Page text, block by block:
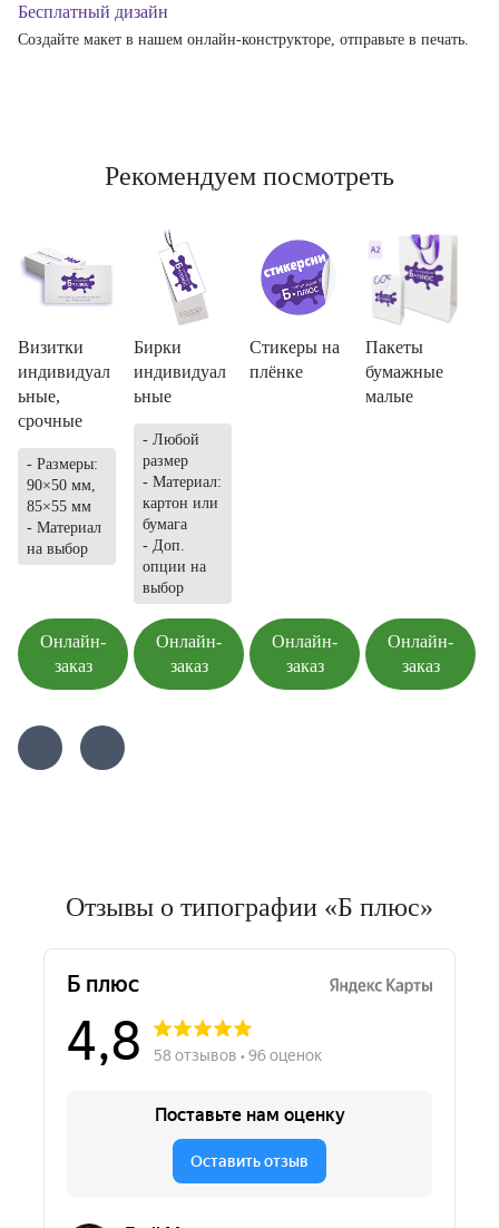
Бесплатный дизайн
Создайте макет в нашем онлайн-конструкторе, отправьте в печать.
Рекомендуем посмотреть
Визитки
индивидуал
ьные,
срочные
- Размеры:
90×50 мм,
85×55 мм
- Материал
на выбор
Онлайн-
заказ
Бирки
индивидуал
ьные
- Любой
размер
- Материал:
картон или
бумага
- Доп.
опции на
выбор
Онлайн-
заказ
Стикеры на
плёнке
Онлайн-
заказ
Пакеты
бумажные
малые
Онлайн-
заказ
Отзывы о типографии «Б плюс»